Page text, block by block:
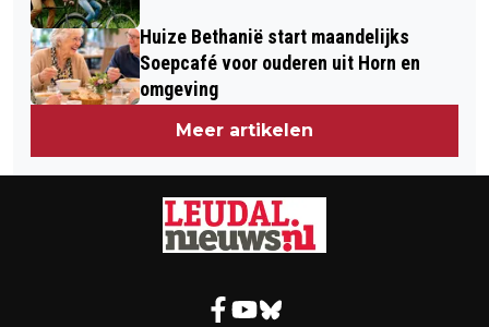
Huize Bethanië start maandelijks
Soepcafé voor ouderen uit Horn en
omgeving
Meer artikelen